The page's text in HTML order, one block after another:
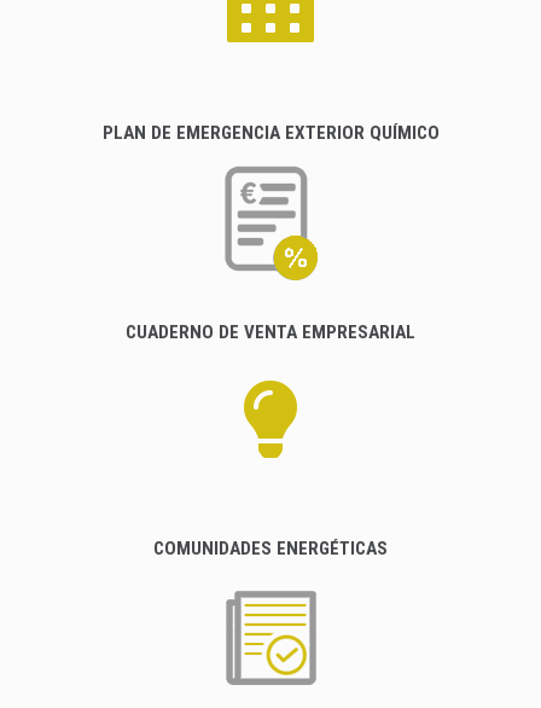
PLAN DE EMERGENCIA EXTERIOR QUÍMICO
CUADERNO DE VENTA EMPRESARIAL
COMUNIDADES ENERGÉTICAS